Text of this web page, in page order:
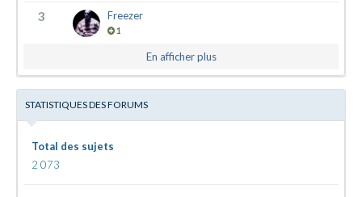
3 Freezer
1
En afficher plus
STATISTIQUES DES FORUMS
Total des sujets
2 073